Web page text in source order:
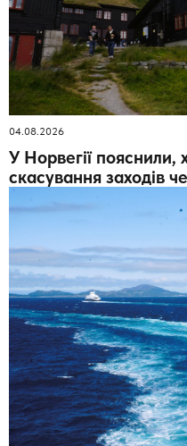
04.08.2026
У Норвегії пояснили,
скасування заходів